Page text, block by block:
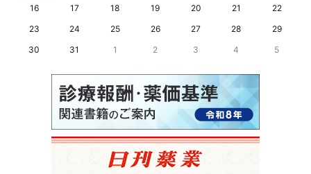
16
17 18 19 20 21
22
23
24 25 26 27 28
29
30
31 1 2 3 4 5